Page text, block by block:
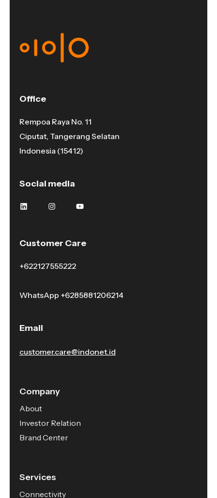
Office
Rempoa Raya No. 11
Ciputat, Tangerang Selatan
Indonesia (15412)
Social media
Customer Care
+622127555222
WhatsApp +6285881206214
Email
customer.care@indonet.id
Company
About
Investor Relation
Brand Center
Services
Connectivity